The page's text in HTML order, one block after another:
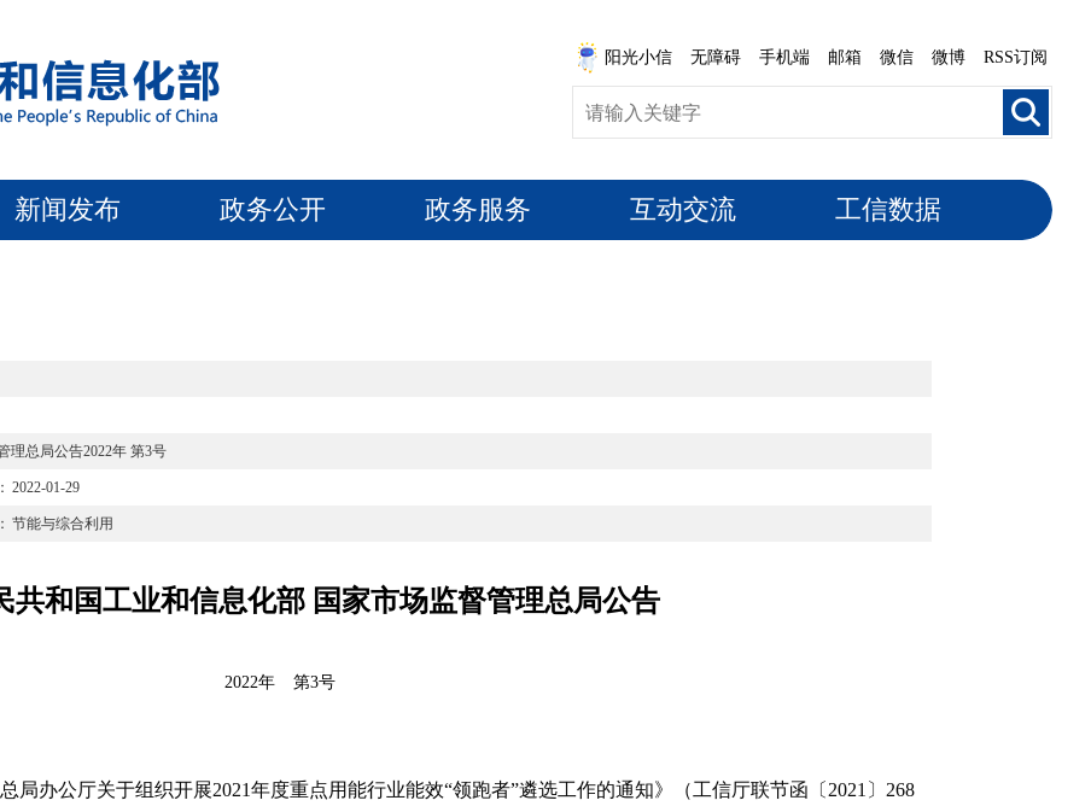
阳光小信 无障碍 手机端 邮箱 微信 微博 RSS订阅
新闻发布 政务公开 政务服务 互动交流 工信数据
理总局公告2022年 第3号
2022-01-29
节能与综合利用
共和国工业和信息化部 国家市场监督管理总局公告
2022年 第3号
局办公厅关于组织开展2021年度重点用能行业能效“领跑者”遴选工作的通知》（工信厅联节函〔2021〕268